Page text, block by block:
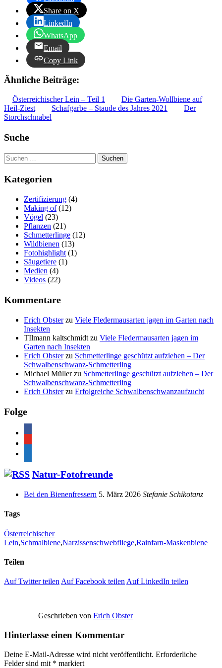
Share on X
LinkedIn
WhatsApp
Email
Copy Link
Ähnliche Beiträge:
Österreichischer Lein – Teil 1
Die Garten-Wollbiene auf
Heil-Ziest
Schafgarbe – Staude des Jahres 2021
Der
Storchschnabel
Suche
Suchen
nach:
Kategorien
Zertifizierung (4)
Making of(12)
Vögel (23)
Pflanzen (21)
Schmetterlinge (12)
Wildbienen (13)
Fotohighlight (1)
Säugetiere (1)
Medien (4)
Videos (22)
Kommentare
Erich Obsterzu Viele Fledermausarten jagen im Garten nach
Insekten
TIlmann kaltschmidt zu Viele Fledermausarten jagen im
Garten nach Insekten
Erich Obsterzu Schmetterlinge geschützt aufziehen – Der
Schwalbenschwanz-Schmetterling
Michael Müllerzu Schmetterlinge geschützt aufziehen – Der
Schwalbenschwanz-Schmetterling
Erich Obsterzu Erfolgreiche Schwalbenschwanzaufzucht
Folge
Natur-Fotofreunde
Bei den Bienenfressern 5. März 2026 Stefanie Schikotanz
Tags
Österreichischer
Lein,Schmalbiene,Narzissenschwebfliege,Rainfarn-Maskenbiene
Teilen
Auf Twitter teilen Auf Facebook teilen Auf LinkedIn teilen
Geschrieben von Erich Obster
Hinterlasse einen Kommentar
Deine E-Mail-Adresse wird nicht veröffentlicht. Erforderliche
Felder sind mit * markiert